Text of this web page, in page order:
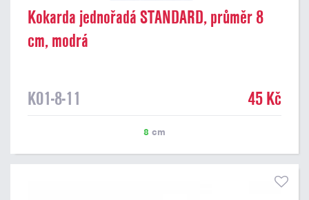
Kokarda jednořadá STANDARD, průměr 8
cm, modrá
K01-8-11 45 Kč
8 cm